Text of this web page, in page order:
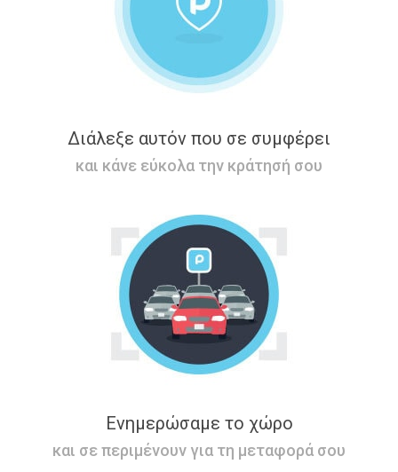
Διάλεξε αυτόν που σε συμφέρει
και κάνε εύκολα την κράτησή σου
Ενημερώσαμε το χώρο
και σε περιμένουν για τη μεταφορά σου